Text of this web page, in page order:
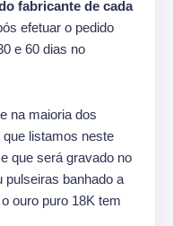
fabricante de cada
efetuar o pedido
e 60 dias no
na maioria dos
que listamos neste
que será gravado no
pulseiras banhado a
ouro puro 18K tem